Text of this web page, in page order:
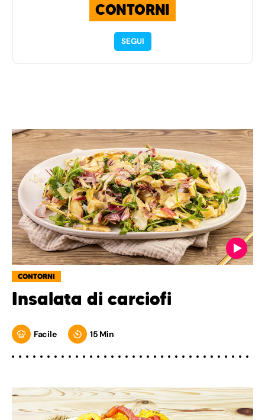
CONTORNI
SEGUI
CONTORNI
Insalata di carciofi
Facile 15 Min